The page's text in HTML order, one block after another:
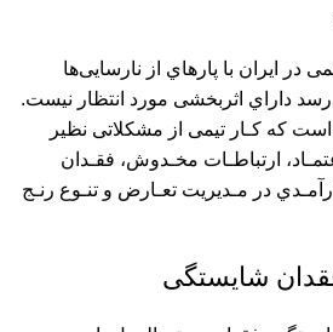
در اﻳﺮان ﺑﺎ ﭘﺎرهاي از ﻧﺎرﺳﺎﻳﻰﻫﺎ
داراي اﺛﺮﺑﺨﺸﻰ ﻣﻮرد اﻧﺘﻈﺎر ﻧﻴﺴﺖ.
ﻛﻪ ﻛـﺎر ﺗﻴﻤﻰ از ﻣﺸﻜﻼﺗﻰ ﻧﻈﻴﺮ
ارﺗﺒﺎﻃـﺎت ﻣﺨـﺪوش، ﻓﻘـﺪان
در ﻣـﺪﻳﺮﻳﺖ ﺗﻌـﺎرض و ﺗﻨـﻮع رﻧـﺞ
ﺷﺎﻳﺴﺘﮕﻰ